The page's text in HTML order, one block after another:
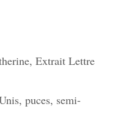
, Extrait Lettre
, puces, semi-